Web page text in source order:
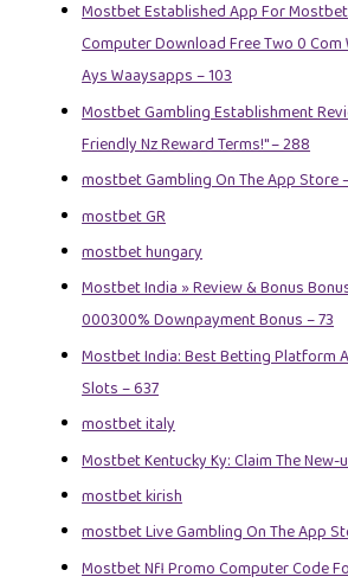
Mostbet Established App For
Computer Download Free Two 0
Ays Waaysapps – 103
Mostbet Gambling Establishment
Friendly Nz Reward Terms!" – 288
‎mostbet Gambling On The App Store
mostbet GR
mostbet hungary
Mostbet India » Review & Bonus
000300% Downpayment Bonus – 73
Mostbet India: Best Betting Platform
Slots – 637
mostbet italy
Mostbet Kentucky Ky: Claim The
mostbet kirish
‎mostbet Live Gambling On The App
Mostbet Nfl Promo Computer Code